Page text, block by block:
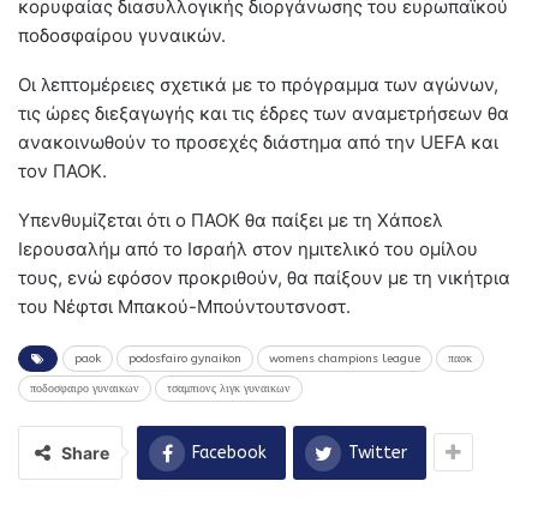
κορυφαίας διασυλλογικής διοργάνωσης του ευρωπαϊκού
ποδοσφαίρου γυναικών.
Οι λεπτομέρειες σχετικά με το πρόγραμμα των αγώνων,
τις ώρες διεξαγωγής και τις έδρες των αναμετρήσεων θα
ανακοινωθούν το προσεχές διάστημα από την UEFA και
τον ΠΑΟΚ.
Υπενθυμίζεται ότι ο ΠΑΟΚ θα παίξει με τη Χάποελ
Ιερουσαλήμ από το Ισραήλ στον ημιτελικό του ομίλου
τους, ενώ εφόσον προκριθούν, θα παίξουν με τη νικήτρια
του Νέφτσι Μπακού-Μπούντουτσνοστ.
paok podosfairo gynaikon womens champions league παοκ
ποδοσφαιρο γυναικων τσαμπιονς λιγκ γυναικων
Share Facebook Twitter